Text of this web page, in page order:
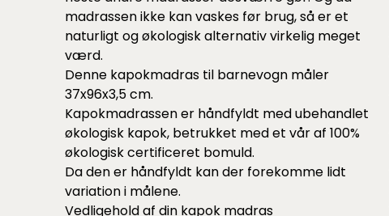
madrassen ikke kan vaskes før brug, så er et
naturligt og økologisk alternativ virkelig meget
værd.
Denne kapokmadras til barnevogn måler
37x96x3,5 cm.
Kapokmadrassen er håndfyldt med ubehandlet
økologisk kapok, betrukket med et vår af 100%
økologisk certificeret bomuld.
Da den er håndfyldt kan der forekomme lidt
variation i målene.
Vedligehold af din kapok madras